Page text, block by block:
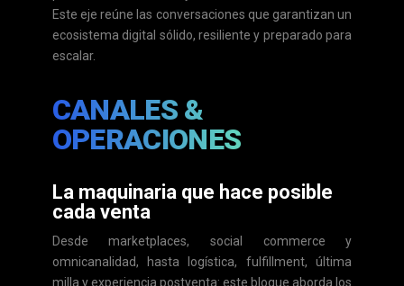
Este eje reúne las conversaciones que garantizan un
ecosistema digital sólido, resiliente y preparado para
escalar.
CANALES &
OPERACIONES
La maquinaria que hace posible
cada venta
Desde marketplaces, social commerce y
omnicanalidad, hasta logística, fulfillment, última
milla y experiencia postventa: este bloque aborda los